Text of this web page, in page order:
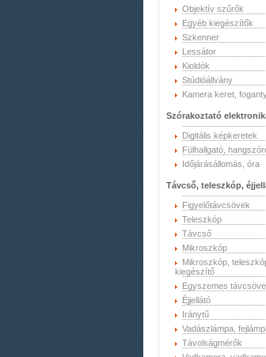
Objektív szűrők
Egyéb kiegészítők
Szkenner
Lessátor
Kioldók
Stúdióállvány
Kamera keret,
Szórakoztató
Digitális képkeretek
Fülhallgató,
Időjárásállomás, óra
Távcső, teleszkóp,
Figyelőtávcsövek
Teleszkóp
Távcső
Mikroszkóp
Mikroszkóp,
kiegészítő
Egyszemes
Éjjellátó
Iránytű
Vadászlámpa,
Távolságmérők